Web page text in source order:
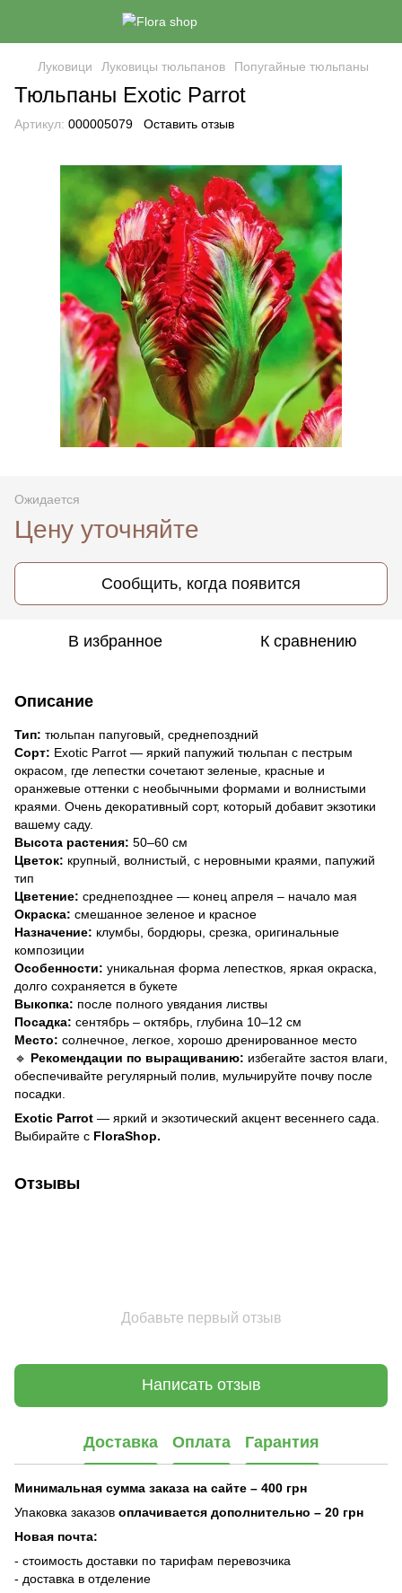
Луковици Луковицы тюльпанов Попугайные тюльпаны
Тюльпаны Exotic Parrot
Артикул: 000005079 Оставить отзыв
Ожидается
Цену уточняйте
Сообщить, когда появится
В избранное К сравнению
Описание
Тип: тюльпан папуговый, среднепоздний
Сорт: Exotic Parrot — яркий папужий тюльпан с пестрым
окрасом, где лепестки сочетают зеленые, красные и
оранжевые оттенки с необычными формами и волнистыми
краями. Очень декоративный сорт, который добавит экзотики
вашему саду.
Высота растения: 50–60 см
Цветок: крупный, волнистый, с неровными краями, папужий
тип
Цветение: среднепозднее — конец апреля – начало мая
Окраска: смешанное зеленое и красное
Назначение: клумбы, бордюры, срезка, оригинальные
композиции
Особенности: уникальная форма лепестков, яркая окраска,
долго сохраняется в букете
Выкопка: после полного увядания листвы
Посадка: сентябрь – октябрь, глубина 10–12 см
Место: солнечное, легкое, хорошо дренированное место
🔹 Рекомендации по выращиванию: избегайте застоя влаги,
обеспечивайте регулярный полив, мульчируйте почву после
посадки.
Exotic Parrot — яркий и экзотический акцент весеннего сада.
Выбирайте с FloraShop.
Отзывы
Добавьте первый отзыв
Написать отзыв
Доставка Оплата Гарантия
Минимальная сумма заказа на сайте – 400 грн
Упаковка заказов оплачивается дополнительно – 20 грн
Новая почта:
- стоимость доставки по тарифам перевозчика
- доставка в отделение